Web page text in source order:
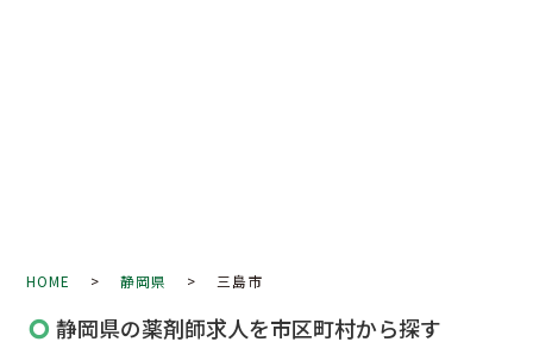
HOME >静岡県 > 三島市
静岡県の薬剤師求人を市区町村から探す